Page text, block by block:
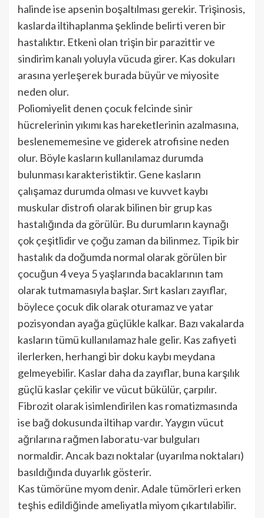
halinde ise apsenin boşaltılması gerekir. Trişinosis,
kaslarda iltihaplanma şeklinde belirti veren bir
has­talıktır. Etkeni olan trişin bir parazittir ve
sindirim kanalı yoluyla vücuda girer. Kas dokuları
arasına yerleşerek burada büyür ve miyosite
neden olur.
Poliomiyelit denen çocuk felcinde sinir
hücrelerinin yıkımı kas hareketlerinin azal­masına,
beslenememesine ve giderek atrofisine neden
olur. Böyle kasların kullanı­lamaz durumda
bulunması karakteristiktir. Gene kasların
çalışamaz durumda olması ve kuvvet kaybı
muskular distrofi olarak bilinen bir grup kas
hastalığında da görülür. Bu durumların kaynağı
çok çeşit­lidir ve çoğu zaman da bilinmez. Tipik bir
hastalık da doğumda normal olarak görü­len bir
çocuğun 4 veya 5 yaşlarında ba­caklarının tam
olarak tutmamasıyla baş­lar. Sırt kasları zayıflar,
böylece çocuk dik olarak oturamaz ve yatar
pozisyondan ayağa güçlükle kalkar. Bazı vakalarda
kas­ların tümü kullanılamaz hale gelir. Kas za­fiyeti
ilerlerken, herhangi bir doku kaybı meydana
gelmeyebilir. Kaslar daha da za­yıflar, buna karşılık
güçlü kaslar çekilir ve vücut bükülür, çarpılır.
Fibrozit olarak isimlendirilen kas romatiz­masında
ise bağ dokusunda iltihap vardır. Yaygın vücut
ağrılarına rağmen laboratu-var bulguları
normaldir. Ancak bazı nokta­lar (uyarılma noktaları)
basıldığında du­yarlık gösterir.
Kas tümörüne myom denir. Adale tümör­leri erken
teşhis edildiğinde ameliyatla miyom çıkartılabilir.